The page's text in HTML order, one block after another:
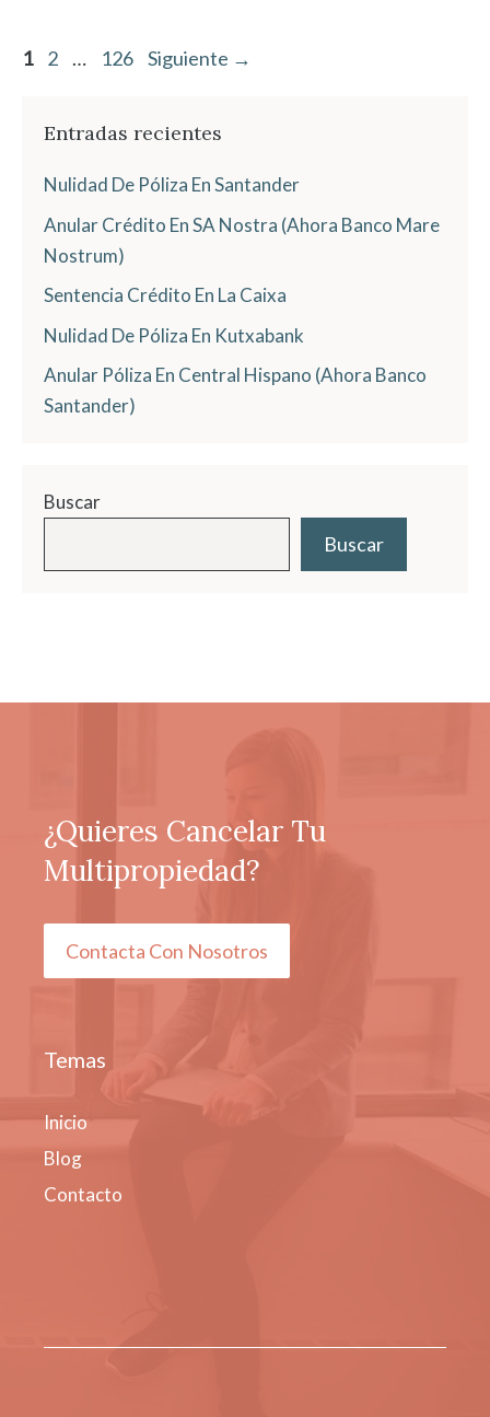
Página
1 Página
2 … Página
126 Siguiente →
Entradas recientes
Nulidad De Póliza En Santander
Anular Crédito En SA Nostra (Ahora Banco Mare
Nostrum)
Sentencia Crédito En La Caixa
Nulidad De Póliza En Kutxabank
Anular Póliza En Central Hispano (Ahora Banco
Santander)
Buscar
Buscar
¿Quieres Cancelar Tu
Multipropiedad?
Contacta Con Nosotros
Temas
Inicio
Blog
Contacto